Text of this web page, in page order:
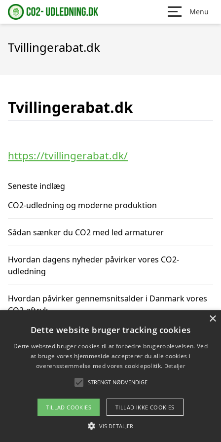
Menu
Tvillingerabat.dk
Tvillingerabat.dk
https://tvillingerabat.dk/
Seneste indlæg
CO2-udledning og moderne produktion
Sådan sænker du CO2 med led armaturer
Hvordan dagens nyheder påvirker vores CO2-
udledning
Hvordan påvirker gennemsnitsalder i Danmark vores
CO2-aftryk
Hvordan nyheder om CO2-udledning påvirker vores
hverdag
Om / kontakt
Blog Betingelser
×
Dette website bruger tracking cookies
Dette websted bruger cookies til at forbedre brugeroplevelsen. Ved
at bruge vores hjemmeside accepterer du alle cookies i
overensstemmelse med vores cookiepolitik. Detaljer
STRENGT NØDVENDIGE
TILLAD COOKIES TILLAD IKKE COOKIES
VIS DETALJER